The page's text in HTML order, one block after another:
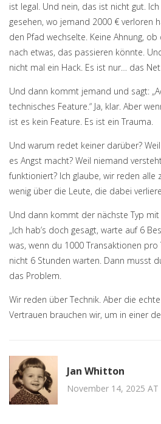
ist legal. Und nein, das ist nicht gut.
gesehen, wo jemand 2000 € verloren
den Pfad wechselte. Keine Ahnung,
nach etwas, das passieren könnte.
nicht mal ein Hack. Es ist nur… das
Und dann kommt jemand und sagt:
technisches Feature.“ Ja, klar. Aber
ist es kein Feature. Es ist ein Trauma.
Und warum redet keiner darüber?
es Angst macht? Weil niemand
funktioniert? Ich glaube, wir reden alle
wenig über die Leute, die dabei
Und dann kommt der nächste Typ
„Ich hab’s doch gesagt, warte auf 6
was, wenn du 1000 Transaktionen pro
nicht 6 Stunden warten. Dann musst
das Problem.
Wir reden über Technik. Aber die
Vertrauen brauchen wir, um in einer
Jan Whitton
November 14, 2025 AT